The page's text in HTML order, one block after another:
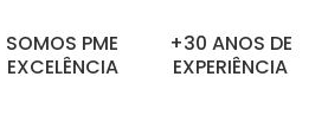
SOMOS PME
EXCELÊNCIA
+30 ANOS DE
EXPERIÊNCIA